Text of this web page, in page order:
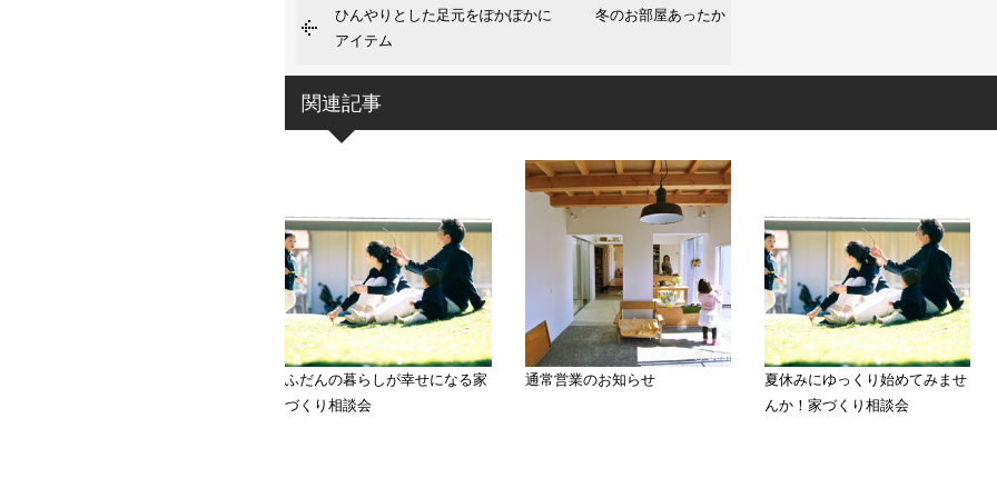
ひんやりとした足元をぽかぽかに 冬のお部屋あったか
アイテム
関連記事
ふだんの暮らしが幸せになる家
づくり相談会
通常営業のお知らせ
夏休みにゆっくり始めてみませ
んか！家づくり相談会